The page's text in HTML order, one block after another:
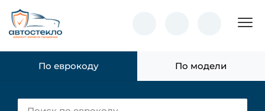
По еврокоду По модели